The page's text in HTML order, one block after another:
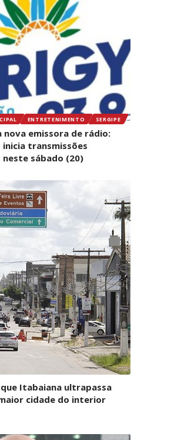
ENTRETENIMENTO SERGIPE
nova emissora de rádio:
inicia transmissões
sábado (20)
que Itabaiana ultrapassa
cidade do interior